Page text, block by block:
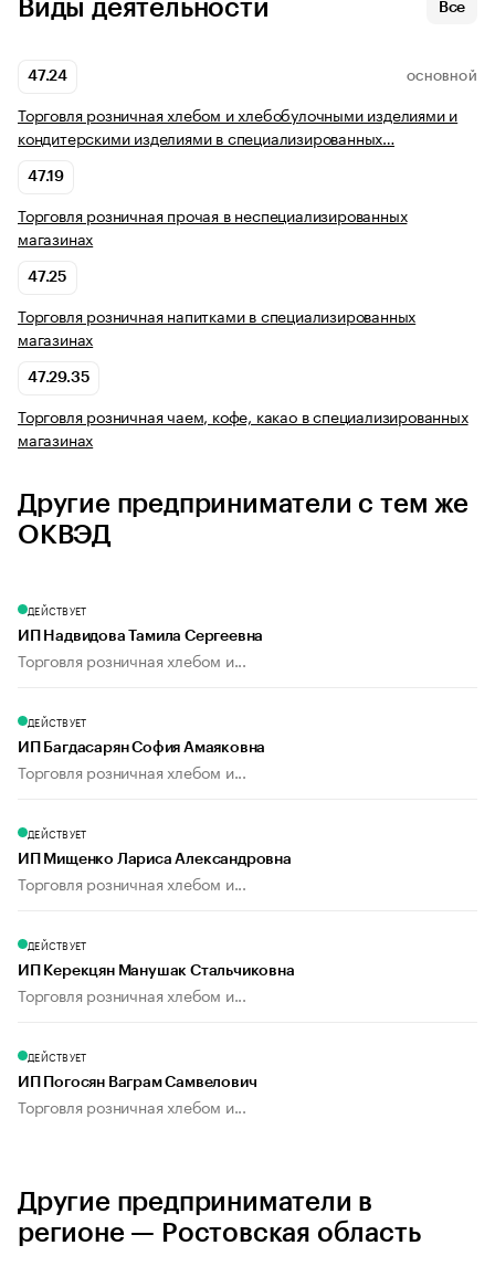
Виды деятельности Все
47.24 ОСНОВНОЙ
Торговля розничная хлебом и хлебобулочными изделиями и
кондитерскими изделиями в специализированных…
47.19
Торговля розничная прочая в неспециализированных
магазинах
47.25
Торговля розничная напитками в специализированных
магазинах
47.29.35
Торговля розничная чаем, кофе, какао в специализированных
магазинах
Другие предприниматели с тем же
ОКВЭД
ДЕЙСТВУЕТ
ИП Надвидова Тамила Сергеевна
Торговля розничная хлебом и...
ДЕЙСТВУЕТ
ИП Багдасарян София Амаяковна
Торговля розничная хлебом и...
ДЕЙСТВУЕТ
ИП Мищенко Лариса Александровна
Торговля розничная хлебом и...
ДЕЙСТВУЕТ
ИП Керекцян Манушак Стальчиковна
Торговля розничная хлебом и...
ДЕЙСТВУЕТ
ИП Погосян Ваграм Самвелович
Торговля розничная хлебом и...
Другие предприниматели в
регионе — Ростовская область